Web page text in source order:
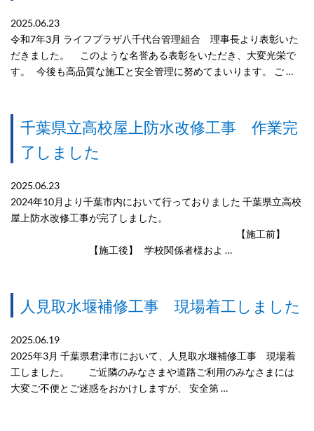
2025.06.23
令和7年3月 ライフプラザ八千代台管理組合 理事長より表彰いた
だきました。 このような名誉ある表彰をいただき、大変光栄で
す。 今後も高品質な施工と安全管理に努めてまいります。 ご …
千葉県立高校屋上防水改修工事 作業完
了しました
2025.06.23
2024年10月より千葉市内において行っておりました 千葉県立高校
屋上防水改修工事が完了しました。
【施工前】
【施工後】 学校関係者様およ …
人見取水堰補修工事 現場着工しました
2025.06.19
2025年3月 千葉県君津市において、人見取水堰補修工事 現場着
工しました。 ご近隣のみなさまや道路ご利用のみなさまには
大変ご不便とご迷惑をおかけしますが、 安全第 …